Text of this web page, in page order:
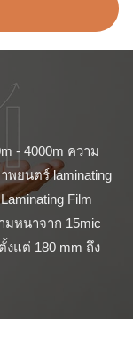
- 4000m ความ
พยนตร์ laminating
Film
มหนาจาก 15mic
แต่ 180 mm ถึง